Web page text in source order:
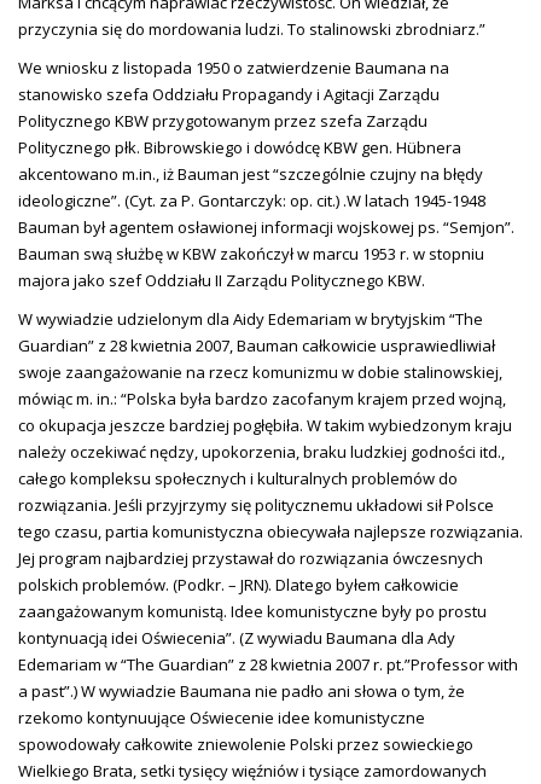
przyczynia się do mordowania ludzi. To stalinowski zbrodniarz.”
We wniosku z listopada 1950 o zatwierdzenie Baumana na
stanowisko szefa Oddziału Propagandy i Agitacji Zarządu
Politycznego KBW przygotowanym przez szefa Zarządu
Politycznego płk. Bibrowskiego i dowódcę KBW gen. Hübnera
akcentowano m.in., iż Bauman jest “szczególnie czujny na błędy
ideologiczne”. (Cyt. za P. Gontarczyk: op. cit.) .W latach 1945-1948
Bauman był agentem osławionej informacji wojskowej ps. “Semjon”.
Bauman swą służbę w KBW zakończył w marcu 1953 r. w stopniu
majora jako szef Oddziału II Zarządu Politycznego KBW.
W wywiadzie udzielonym dla Aidy Edemariam w brytyjskim “The
Guardian” z 28 kwietnia 2007, Bauman całkowicie usprawiedliwiał
swoje zaangażowanie na rzecz komunizmu w dobie stalinowskiej,
mówiąc m. in.: “Polska była bardzo zacofanym krajem przed wojną,
co okupacja jeszcze bardziej pogłębiła. W takim wybiedzonym kraju
należy oczekiwać nędzy, upokorzenia, braku ludzkiej godności itd.,
całego kompleksu społecznych i kulturalnych problemów do
rozwiązania. Jeśli przyjrzymy się politycznemu układowi sił Polsce
tego czasu, partia komunistyczna obiecywała najlepsze rozwiązania.
Jej program najbardziej przystawał do rozwiązania ówczesnych
polskich problemów. (Podkr. – JRN). Dlatego byłem całkowicie
zaangażowanym komunistą. Idee komunistyczne były po prostu
kontynuacją idei Oświecenia”. (Z wywiadu Baumana dla Ady
Edemariam w “The Guardian” z 28 kwietnia 2007 r. pt.”Professor with
a past”.) W wywiadzie Baumana nie padło ani słowa o tym, że
rzekomo kontynuujące Oświecenie idee komunistyczne
spowodowały całkowite zniewolenie Polski przez sowieckiego
Wielkiego Brata, setki tysięcy więźniów i tysiące zamordowanych